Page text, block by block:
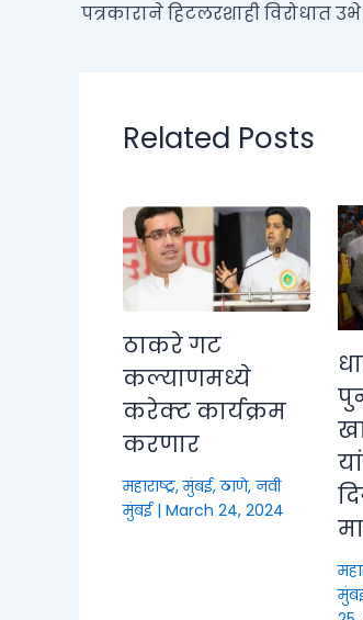
Related Posts
ठाकरे गट
कल्याणमध्ये
करेक्ट कार्यक्रम
करणार
महाराष्ट्र,मुंबई, ठाणे, नवी
मुंबई| March 24, 2024